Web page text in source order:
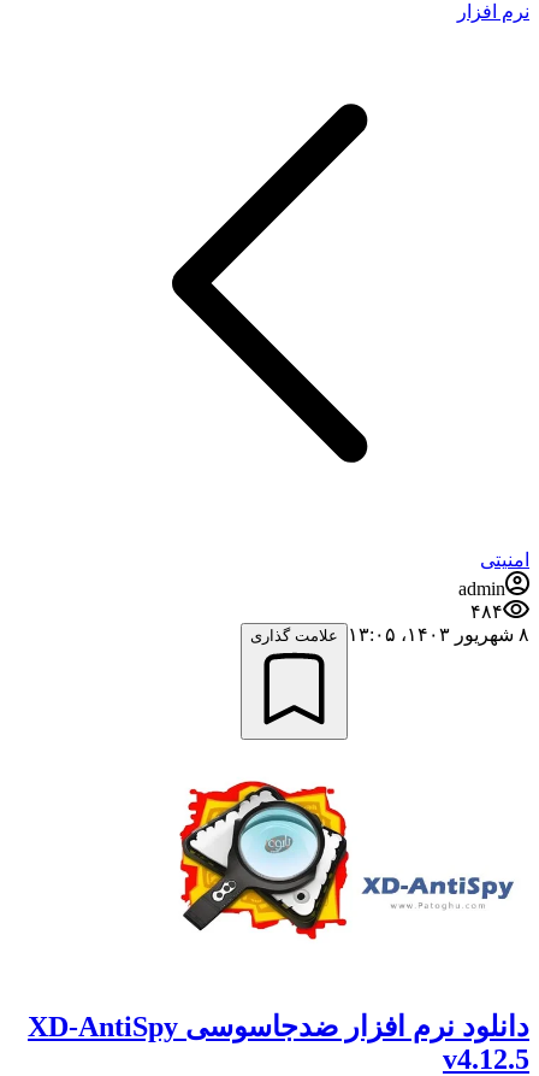
نرم افزار
امنیتی
admin
۴۸۴
۸ شهریور ۱۴۰۳،‏ ۱۳:۰۵
علامت گذاری
دانلود نرم افزار ضدجاسوسی XD-AntiSpy
v4.12.5